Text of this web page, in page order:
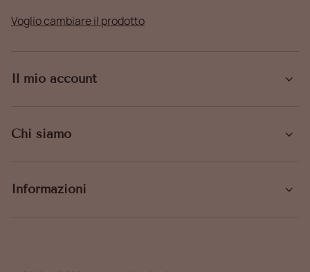
Voglio cambiare il prodotto
Il mio account
Chi siamo
Informazioni